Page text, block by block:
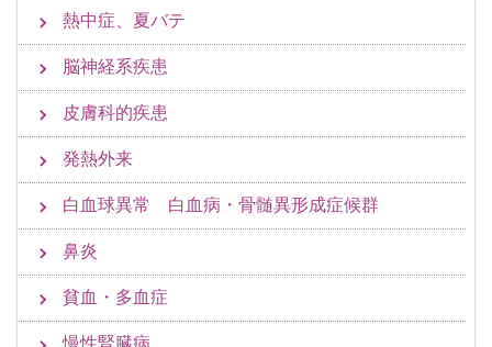
熱中症、夏バテ
脳神経系疾患
皮膚科的疾患
発熱外来
白血球異常 白血病・骨髄異形成症候群
鼻炎
貧血・多血症
慢性腎臓病